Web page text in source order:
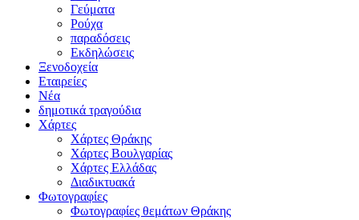
Γεύματα
Ρούχα
παραδόσεις
Εκδηλώσεις
Ξενοδοχεία
Εταιρείες
Νέα
δημοτικά τραγούδια
Χάρτες
Χάρτες Θράκης
Χάρτες Βουλγαρίας
Χάρτες Ελλάδας
Διαδικτυακά
Φωτογραφίες
Φωτογραφίες θεμάτων Θράκης